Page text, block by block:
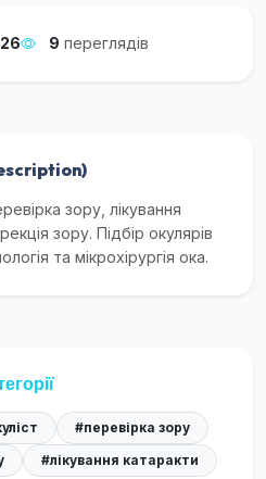
9 переглядів
зору, лікування
зору. Підбір окулярів
та мікрохірургія ока.
#перевірка зору
#лікування катаракти